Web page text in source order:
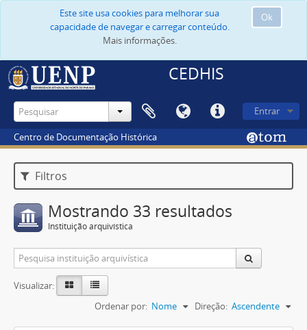
Ok
Este site usa cookies para melhorar sua
capacidade de navegar e carregar conteúdo.
Mais informações.
CEDHIS
Entrar
Centro de Documentação Histórica
Filtros
Mostrando 33 resultados
Instituição arquivística
Visualizar:
Ordenar por: Nome Direção: Ascendente